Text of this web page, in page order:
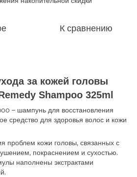
К сравнению
за кожей головы
Shampoo 325ml
– шампунь для восстановления
средство для здоровья волос и кожи
проблем кожи головы, связанных с
покраснением и сухостью.
наполнены экстрактами